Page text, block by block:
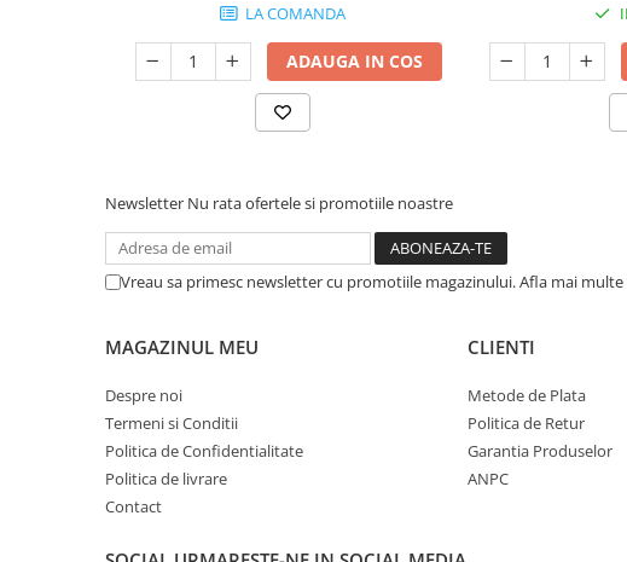
LA COMANDA
ADAUGA IN COS
Newsletter Nu rata ofertele si promotiile noastre
Vreau sa primesc newsletter cu promotiile magazinului. Afla mai multe
MAGAZINUL MEU
Despre noi
Termeni si Conditii
Politica de Confidentialitate
Politica de livrare
Contact
CLIENTI
Metode de Plata
Politica de Retur
Garantia Produselor
ANPC